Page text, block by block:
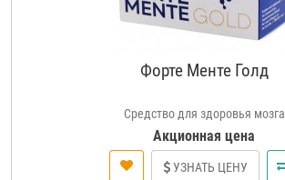
Форте Менте Голд
Средство для здоровья мозга
Акционная цена
УЗНАТЬ ЦЕНУ